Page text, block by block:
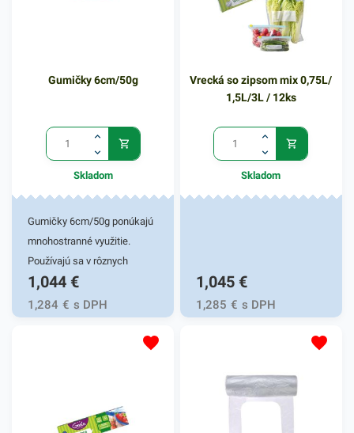
Gumičky 6cm/50g
Skladom
Gumičky 6cm/50g ponúkajú
mnohostranné využitie.
Používajú sa v rôznych
pracovných oblastiach ale aj
pri univerzálnych činnostiach
vo vašej domácnosti.
Gumičky sú vhodné do tých
obchodov a podobne.
1,044 €
1,284 € s DPH
Vrecká so zipsom mix 0,75L/
1,5L/3L / 12ks
Skladom
1,045 €
1,285 € s DPH